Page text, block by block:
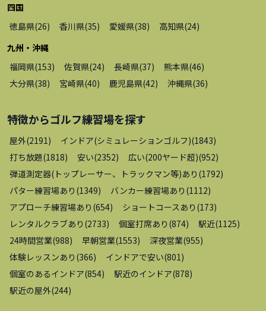
四国
徳島県(26) 香川県(35) 愛媛県(38) 高知県(24)
九州・沖縄
福岡県(153) 佐賀県(24) 長崎県(37) 熊本県(46)
大分県(38) 宮崎県(40) 鹿児島県(42) 沖縄県(36)
特徴からゴルフ練習場を探す
屋外(2191 ) インドア(シミュレーションゴルフ)(1843)
打ち放題(1818) 安い(2352) 広い(200ヤード超)(952)
弾道測定器(トップレーサー、トラックマン等)あり (1792)
パター練習場あり (1349) バンカー練習場あり (1112)
アプローチ練習場あり (654) ショートコースあり (173)
レンタルクラブあり (2733) 個室打席あり (874) 駅近(1125)
24時間営業(988) 早朝営業(1553) 深夜営業(955)
体験レッスンあり (366) インドアで安い(801 )
個室のあるインドア(854) 駅近のインドア(878)
駅近の屋外(244)